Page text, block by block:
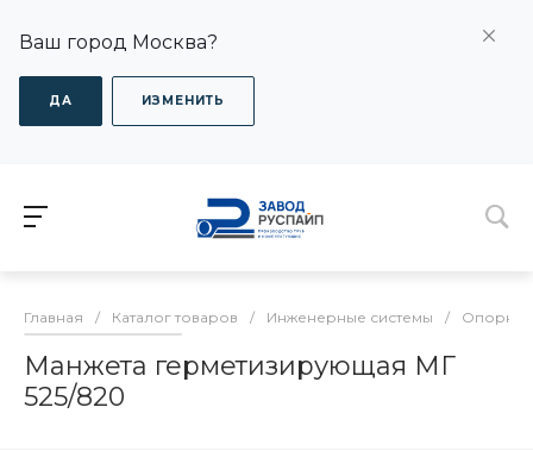
Ваш город Москва?
ДА ИЗМЕНИТЬ
Главная / Каталог товаров / Инженерные системы / Опорно-
Манжета герметизирующая МГ
525/820